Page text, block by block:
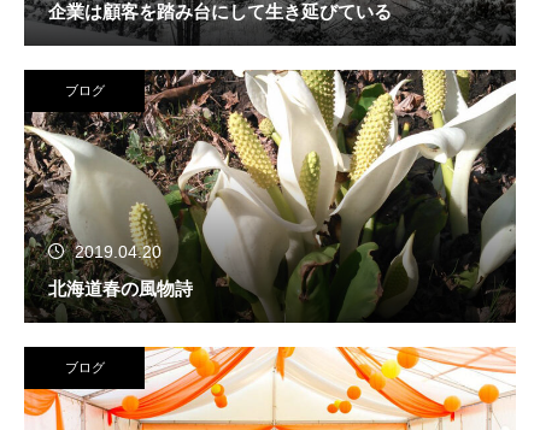
企業は顧客を踏み台にして生き延びている
ブログ
2019.04.20
北海道春の風物詩
ブログ